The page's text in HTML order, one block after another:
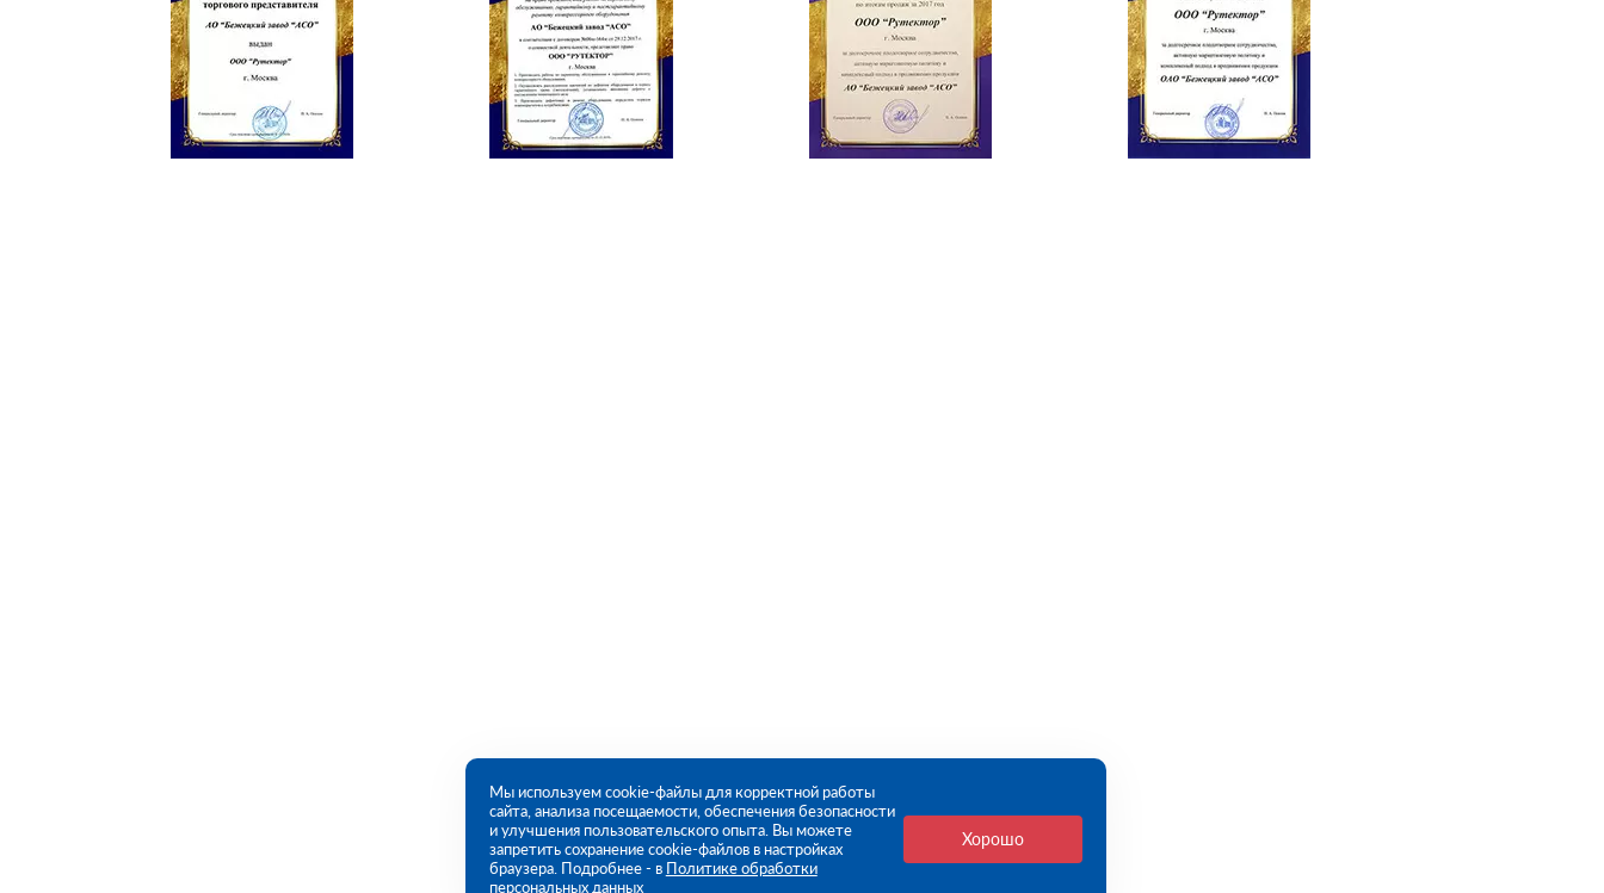
Мы используем cookie-файлы для корректной работы
сайта, анализа посещаемости, обеспечения безопасности
и улучшения пользовательского опыта. Вы можете
запретить сохранение cookie-файлов в настройках
браузера. Подробнее - в Политике обработки
персональных данных
Хорошо